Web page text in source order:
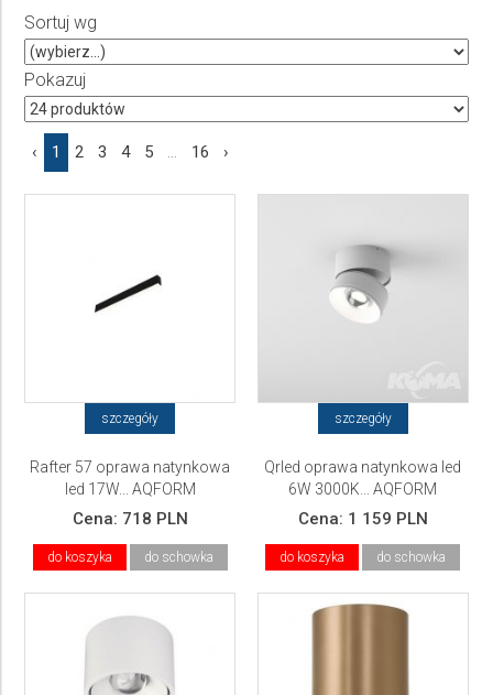
Producent
Wybierz producenta
Cena
Sortuj wg
Pokazuj
‹ 1 2 3 4 5 ... 16 ›
szczegóły
Rafter 57 oprawa natynkowa
led 17W... AQFORM
Cena: 718 PLN
do koszyka do schowka
szczegóły
Qrled oprawa natynkowa led
6W 3000K... AQFORM
Cena: 1 159 PLN
do koszyka do schowka